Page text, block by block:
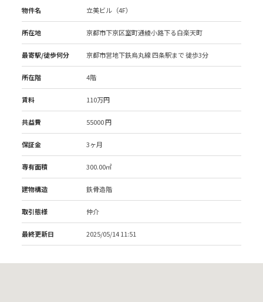
物件名 立美ビル（4F）
所在地 京都市下京区室町通綾⼩路下る⽩楽天町
最寄駅/徒歩何分 京都市営地下鉄烏丸線 四条駅まで 徒歩3分
所在階 4階
賃料 110万円
共益費 55000 円
保証金 3ヶ月
専有面積 300.00㎡
建物構造 鉄骨造階
取引態様 仲介
最終更新日 2025/05/14 11:51